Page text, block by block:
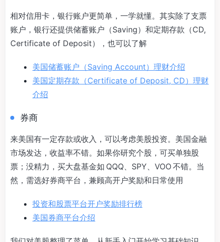
相对信用卡，银行账户更简单，一学就懂。其实除了支票
账户，银行还提供储蓄账户（Saving）和定期存款（CD,
Certificate of Deposit），也可以了解
美国储蓄账户（Saving Account）理财介绍
美国定期存款（Certificate of Deposit, CD）理财
介绍
券商
来美国有一定存款或收入，可以考虑美股投资。美国金融
市场发达，收益率不错。如果你研究个股，可买单独股
票；没精力，买大盘基金如 QQQ、SPY、VOO 不错。当
然，需选好券商平台，兼顾高开户奖励和日常使用
投资和股票平台开户奖励排行榜
美国券商平台介绍